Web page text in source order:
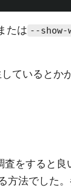
たは --show-
ているとか
をすると良
法でした。